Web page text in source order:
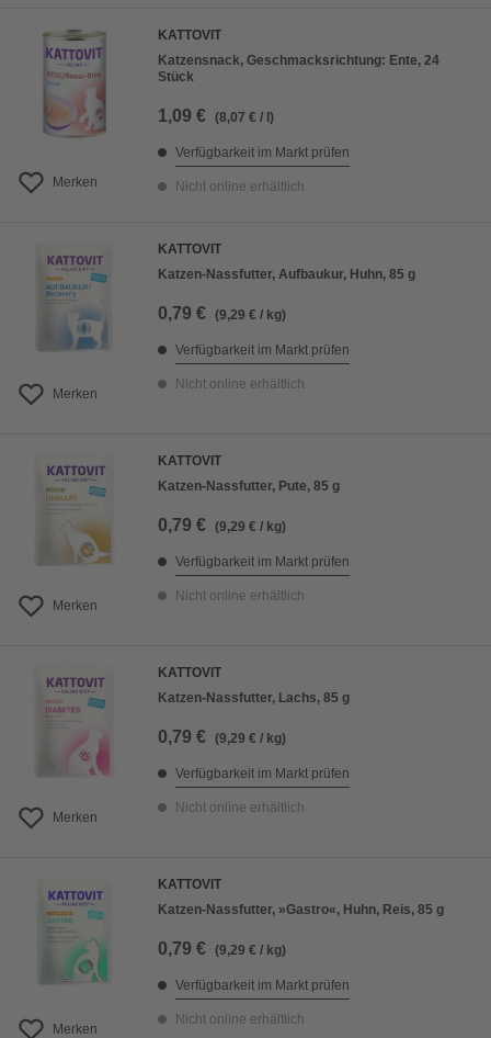
Merken
KATTOVIT
Katzensnack, Geschmacksrichtung: Ente, 24
Stück
1,09 € (8,07 € / l)
Verfügbarkeit im Markt prüfen
Nicht online erhältlich
Merken
KATTOVIT
Katzen-Nassfutter, Aufbaukur, Huhn, 85 g
0,79 € (9,29 € / kg)
Verfügbarkeit im Markt prüfen
Nicht online erhältlich
Merken
KATTOVIT
Katzen-Nassfutter, Pute, 85 g
0,79 € (9,29 € / kg)
Verfügbarkeit im Markt prüfen
Nicht online erhältlich
Merken
KATTOVIT
Katzen-Nassfutter, Lachs, 85 g
0,79 € (9,29 € / kg)
Verfügbarkeit im Markt prüfen
Nicht online erhältlich
Merken
KATTOVIT
Katzen-Nassfutter, »Gastro«, Huhn, Reis, 85 g
0,79 € (9,29 € / kg)
Verfügbarkeit im Markt prüfen
Nicht online erhältlich